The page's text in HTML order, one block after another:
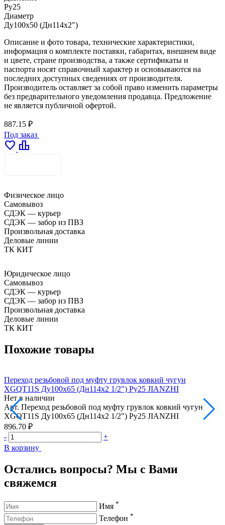
Ру25
Диаметр
Ду100х50 (Дн114х2")
Описание и фото товара, технические характеристики,
информация о комплекте поставки, габаритах, внешнем виде
и цвете, стране производства, а также сертификаты и
паспорта носят справочный характер и основываются на
последних доступных сведениях от производителя.
Производитель оставляет за собой право изменить параметры
без предварительного уведомления продавца. Предложение
не является публичной офертой.
887.15 ₽
Под заказ
favorite leaderboard
Физическое лицо
Самовывоз
СДЭК — курьер
СДЭК — забор из ПВЗ
Произвольная доставка
Деловые линии
ТК КИТ
Юридическое лицо
Самовывоз
СДЭК — курьер
СДЭК — забор из ПВЗ
Произвольная доставка
Деловые линии
ТК КИТ
Похожие товары
Переход резьбовой под муфту грувлок ковкий чугун
XGQT11S Ду100х65 (Дн114х2 1/2") Ру25 JIANZHI
Нет в наличии
Арт. Переход резьбовой под муфту грувлок ковкий чугун
XGQT11S Ду100х65 (Дн114х2 1/2") Ру25 JIANZHI
896.70 ₽
-
+
В корзину
Остались вопросы? Мы с Вами
свяжемся
Имя *
Телефон *